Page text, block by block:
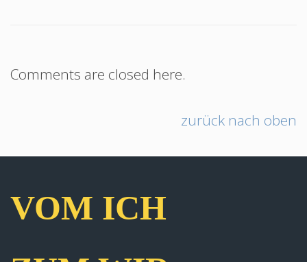
Comments are closed here.
zurück nach oben
VOM ICH